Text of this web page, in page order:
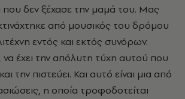
που δεν ξέχασε την μαμά του. Μας
από μουσικός του δρόμου
εντός και εκτός συνόρων.
έχει την απόλυτη τύχη αυτού που
την πιστεύει. Και αυτό είναι μια από
η οποία τροφοδοτείται